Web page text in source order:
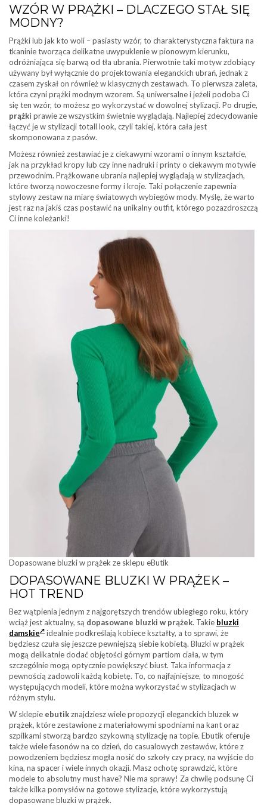
WZÓR W PRĄŻKI – DLACZEGO STAŁ SIĘ
MODNY?
Prążki lub jak kto woli – pasiasty wzór, to charakterystyczna faktura na
tkaninie tworząca delikatne uwypuklenie w pionowym kierunku,
odróżniająca się barwą od tła ubrania. Pierwotnie taki motyw zdobiący
używany był wyłącznie do projektowania eleganckich ubrań, jednak z
czasem zyskał on również w klasycznych zestawach. To pierwsza zaleta,
która czyni prążki modnym wzorem. Są uniwersalne i jeżeli podoba Ci
się ten wzór, to możesz go wykorzystać w dowolnej stylizacji. Po drugie,
prążki prawie ze wszystkim świetnie wyglądają. Najlepiej zdecydowanie
łączyć je w stylizacji totall look, czyli takiej, która cała jest
skomponowana z pasów.
Możesz również zestawiać je z ciekawymi wzorami o innym kształcie,
jak na przykład kropy lub czy inne nadruki i printy o ciekawym motywie
przewodnim. Prążkowane ubrania najlepiej wyglądają w stylizacjach,
które tworzą nowoczesne formy i kroje. Taki połączenie zapewnia
stylowy zestaw na miarę światowych wybiegów mody. Myślę, że warto
jest raz na jakiś czas postawić na unikalny outfit, którego pozazdroszczą
Ci inne koleżanki!
Dopasowane bluzki w prążek ze sklepu eButik
DOPASOWANE BLUZKI W PRĄŻEK –
HOT TREND
Bez wątpienia jednym z najgorętszych trendów ubiegłego roku, który
wciąż jest aktualny, są dopasowane bluzki w prążek. Takie bluzki
damskie
idealnie podkreślają kobiece kształty, a to sprawi, że
będziesz czuła się jeszcze pewniejszą siebie kobietą. Bluzki w prążek
mogą delikatnie dodać objętości górnym partiom ciała, w tym
szczególnie mogą optycznie powiększyć biust. Taka informacja z
pewnością zadowoli każdą kobietę. To, co najfajniejsze, to mnogość
występujących modeli, które można wykorzystać w stylizacjach w
różnym stylu.
W sklepie ebutikznajdziesz wiele propozycji eleganckich bluzek w
prążek, które zestawione z materiałowymi spodniami na kant oraz
szpilkami stworzą bardzo szykowną stylizację na topie. Ebutik oferuje
także wiele fasonów na co dzień, do casualowych zestawów, które z
powodzeniem będziesz mogła nosić do szkoły czy pracy, na wyjście do
kina, na spacer i wiele innych okazji. Masz ochotę sprawdzić, które
modele to absolutny must have? Nie ma sprawy! Za chwilę podsunę Ci
także kilka pomysłów na gotowe stylizacje, które wykorzystują
dopasowane bluzki w prążek.